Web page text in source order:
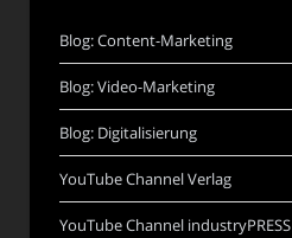
Blog: Content-Marketing
Blog: Video-Marketing
Blog: Digitalisierung
YouTube Channel Verlag
YouTube Channel industryPRESS